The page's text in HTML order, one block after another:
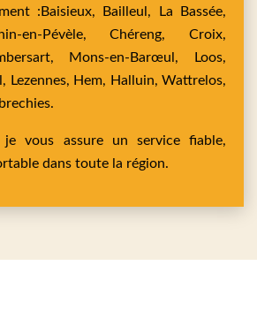
: Baisieux, Bailleul,
La Bassée,
en-Pévèle,Chéreng,Croix,
Mons-en-Barœul,
Loos,
Lezennes, Hem, Halluin, Wattrelos,
.
je vous assure un service fiable,
dans toute la région.